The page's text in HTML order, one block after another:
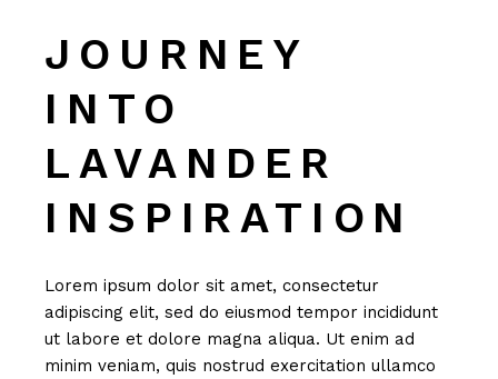
JOURNEY
INTO
LAVANDER
INSPIRATION
Lorem ipsum dolor sit amet, consectetur
adipiscing elit, sed do eiusmod tempor incididunt
ut labore et dolore magna aliqua. Ut enim ad
minim veniam, quis nostrud exercitation ullamco